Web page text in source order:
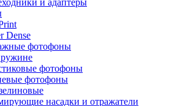
и адаптеры
Dense
фотофоны
фотофоны
фотофоны
насадки и отражатели